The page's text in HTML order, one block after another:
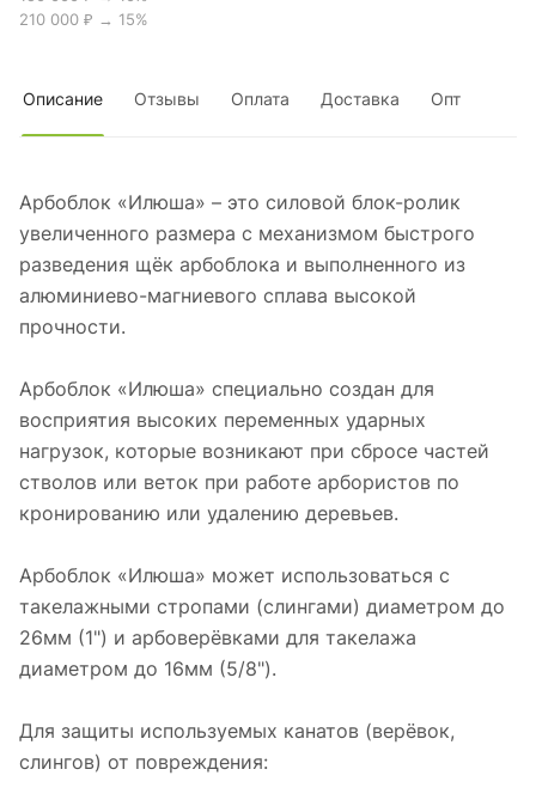
210 000 ₽ → 15%
Описание Отзывы Оплата Доставка Опт
Арбоблок «Илюша» – это силовой блок-ролик
увеличенного размера с механизмом быстрого
разведения щёк арбоблока и выполненного из
алюминиево-магниевого сплава высокой
прочности.
Арбоблок «Илюша» специально создан для
восприятия высоких переменных ударных
нагрузок, которые возникают при сбросе частей
стволов или веток при работе арбористов по
кронированию или удалению деревьев.
Арбоблок «Илюша» может использоваться с
такелажными стропами (слингами) диаметром до
26мм (1") и арбоверёвками для такелажа
диаметром до 16мм (5/8").
Для защиты используемых канатов (верёвок,
слингов) от повреждения: